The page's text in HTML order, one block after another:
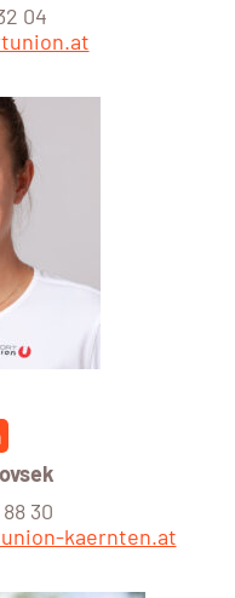
04
30
kaernten.at